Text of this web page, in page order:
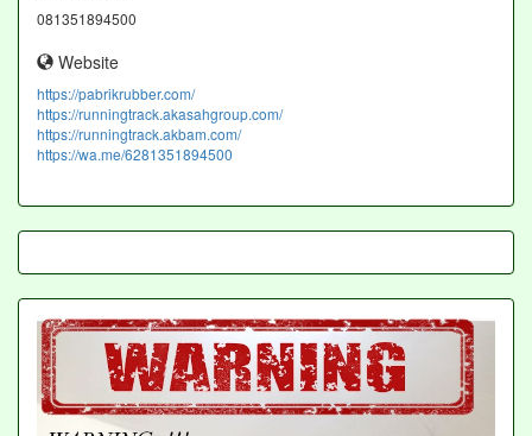
081351894500
Website
https://pabrikrubber.com/
https://runningtrack.akasahgroup.com/
https://runningtrack.akbam.com/
https://wa.me/6281351894500